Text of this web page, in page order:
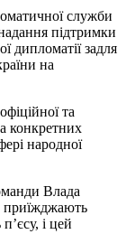
служби
підтримки
дипломатії задля
на
та
конкретних
народної
Влада
приїжджають
і цей